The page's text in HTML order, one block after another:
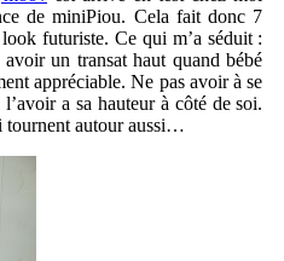
de miniPiou. Cela fait donc 7
futuriste. Ce qui m’a séduit :
un transat haut quand bébé
appréciable. Ne pas avoir à se
a sa hauteur à côté de soi.
tournent autour aussi…